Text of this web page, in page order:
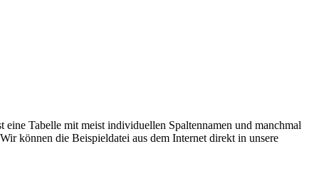
Tabelle mit meist individuellen Spaltennamen und manchmal
können die Beispieldatei aus dem Internet direkt in unsere